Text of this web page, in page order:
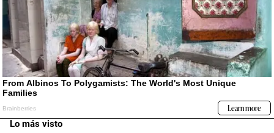
Lo más visto